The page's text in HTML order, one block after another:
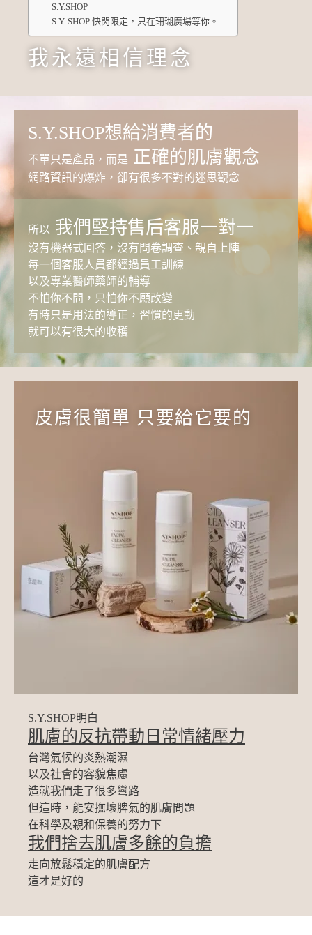
S.Y.SHOP
S.Y. SHOP 快閃限定，只在珊瑚廣場等你。
我永遠相信理念
S.Y.SHOP想給消費者的
不單只是產品，而是 正確的肌膚觀念
網路資訊的爆炸，卻有很多不對的迷思觀念
所以 我們堅持售后客服一對一
沒有機器式回答，沒有問卷調查、親自上陣
每一個客服人員都經過員工訓練
以及專業醫師藥師的輔導
不怕你不問，只怕你不願改變
有時只是用法的導正，習慣的更動
就可以有很大的收穫
皮膚很簡單 只要給它要的
S.Y.SHOP明白
肌膚的反抗帶動日常情緒壓力
台灣氣候的炎熱潮濕
以及社會的容貌焦慮
造就我們走了很多彎路
但這時，能安撫壞脾氣的肌膚問題
在科學及親和保養的努力下
我們捨去肌膚多餘的負擔
走向放鬆穩定的肌膚配方
這才是好的